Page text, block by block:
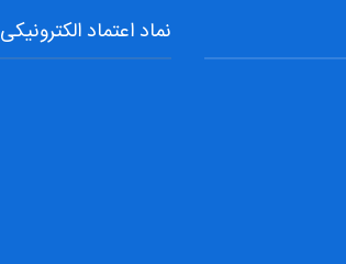
نماد اعتماد الکترونیکی